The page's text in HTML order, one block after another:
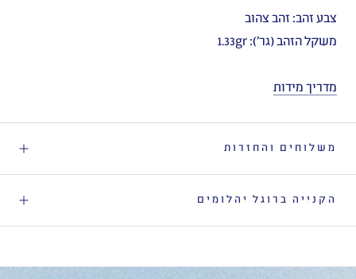
צבע זהב: זהב צהוב
משקל הזהב (גר'): 1.33gr
מדריך מידות
משלוחים והחזרות
הקנייה ברוגל יהלומים